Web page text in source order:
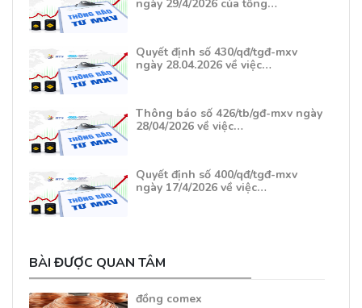
ngày 29/4/2026 của tổng…
Quyết định số 430/qđ/tgđ-mxv
ngày 28.04.2026 về việc…
Thông báo số 426/tb/gđ-mxv ngày
28/04/2026 về việc…
Quyết định số 400/qđ/tgđ-mxv
ngày 17/4/2026 về việc…
BÀI ĐƯỢC QUAN TÂM
đồng comex